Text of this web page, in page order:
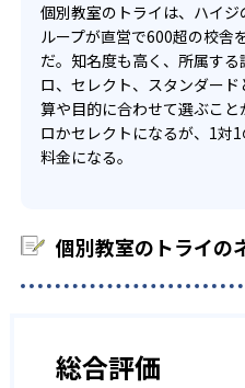
学習院高等部 -
西高校 - 戸
国立高校
一宮高校 -
東高校 -
個別教室のトライは、ハイ
ループが直営で600超の校舎
だ。知名度も高く、所属す
ロ、セレクト、スタンダー
算や目的に合わせて選ぶこ
ロかセレクトになるが、1対
料金になる。
個別教室のトライの
総合評価